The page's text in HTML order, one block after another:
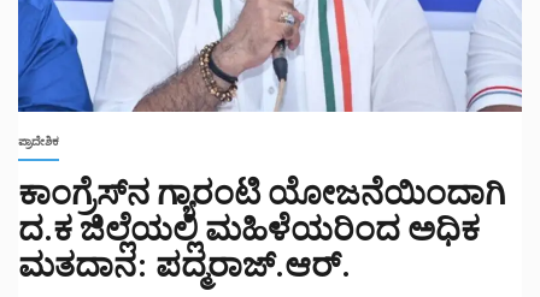
ಪ್ರಾದೇಶಿಕ
ಕಾಂಗ್ರೆಸ್‌ನ ಗ್ಯಾರಂಟಿ ಯೋಜನೆಯಿಂದಾಗಿ
ದ.ಕ ಜಿಲ್ಲೆಯಲ್ಲಿ ಮಹಿಳೆಯರಿಂದ ಅಧಿಕ
ಮತದಾನ: ಪದ್ಮರಾಜ್.ಆರ್.